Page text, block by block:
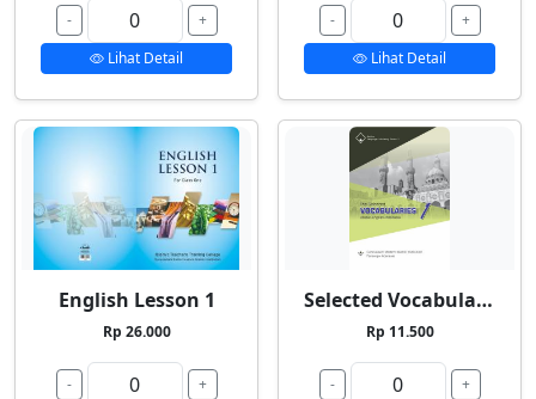
-
+
Lihat Detail
-
+
Lihat Detail
English Lesson 1
Rp 26.000
-
+
Selected Vocabularies 1
Rp 11.500
-
+